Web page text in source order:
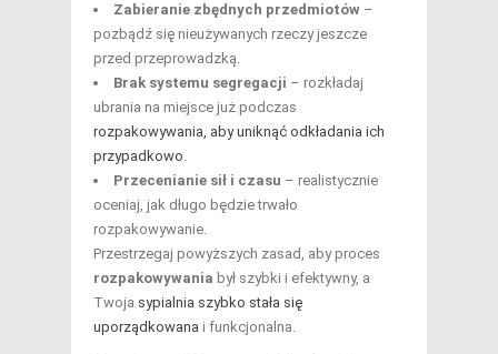
Zabieranie zbędnych przedmiotów –
pozbądź się nieużywanych rzeczy jeszcze
przed przeprowadzką.
Brak systemu segregacji – rozkładaj
ubrania na miejsce już podczas
rozpakowywania, aby uniknąć odkładania ich
przypadkowo.
Przecenianie sił i czasu – realistycznie
oceniaj, jak długo będzie trwało
rozpakowywanie.
Przestrzegaj powyższych zasad, aby proces
rozpakowywania był szybki i efektywny, a
Twoja sypialnia szybko stała się
uporządkowana i funkcjonalna.